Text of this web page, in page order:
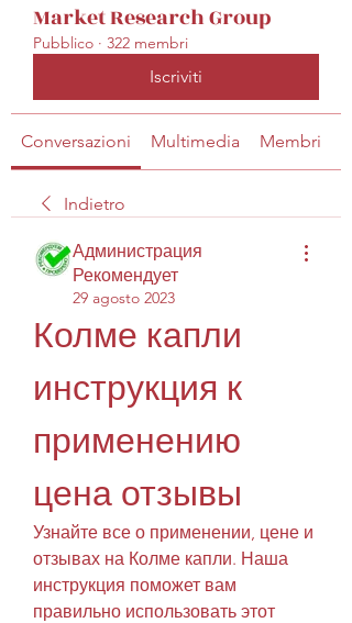
Market Research Group
Pubblico · 322 membri
Iscriviti
Conversazioni Multimedia Membri
Indietro
Администрация
Рекомендует
29 agosto 2023
Колме капли
инструкция к
применению
цена отзывы
Узнайте все о применении, цене и
отзывах на Колме капли. Наша
инструкция поможет вам
правильно использовать этот